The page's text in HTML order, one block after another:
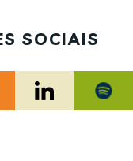
SOCIAIS